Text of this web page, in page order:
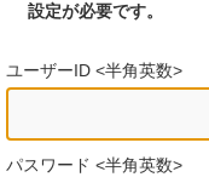
設定が必要です。
ユーザーID <半角英数>
パスワード <半角英数>